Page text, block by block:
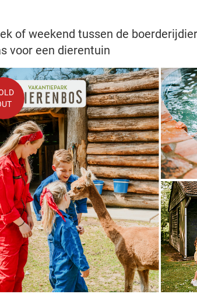
of weekend tussen de
voor een dierentuin